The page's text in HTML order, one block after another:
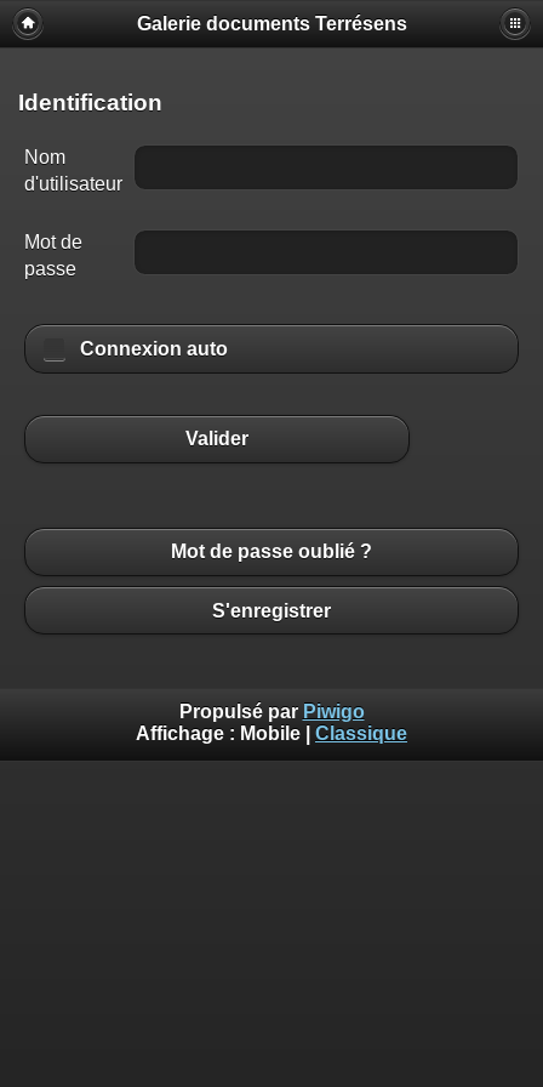
Galerie documents Terrésens
Identification
Nom
d'utilisateur
Mot de
passe
Connexion auto
Valider
Mot de passe oublié ?
S'enregistrer
Propulsé par Piwigo
Affichage : Mobile Classique